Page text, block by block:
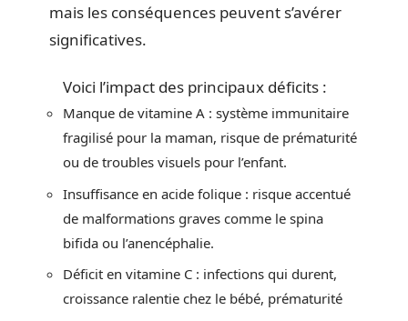
mais les conséquences peuvent s’avérer
significatives.
Voici l’impact des principaux déficits :
Manque de vitamine A : système immunitaire
fragilisé pour la maman, risque de prématurité
ou de troubles visuels pour l’enfant.
Insuffisance en acide folique : risque accentué
de malformations graves comme le spina
bifida ou l’anencéphalie.
Déficit en vitamine C : infections qui durent,
croissance ralentie chez le bébé, prématurité